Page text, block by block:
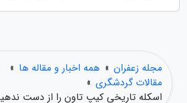
مجله زعفران » همه اخبار و مقاله ها »
مقالات گردشگری »
اسکله تاریخی کیپ تاون را از دست